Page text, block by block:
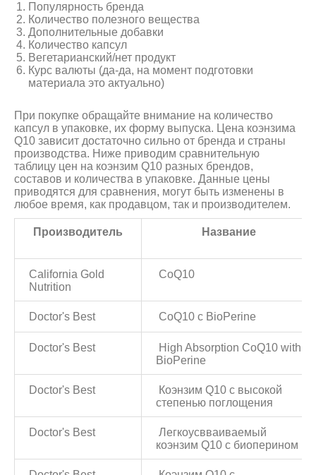
Популярность бренда
Количество полезного вещества
Дополнительные добавки
Количество капсул
Вегетарианский/нет продукт
Курс валюты (да-да, на момент подготовки
материала это актуально)
При покупке обращайте внимание на количество
капсул в упаковке, их форму выпуска. Цена коэнзима
Q10 зависит достаточно сильно от бренда и страны
производства. Ниже приводим сравнительную
таблицу цен на коэнзим Q10 разных брендов,
составов и количества в упаковке. Данные цены
приводятся для сравнения, могут быть изменены в
любое время, как продавцом, так и производителем.
Производитель Название
California Gold
Nutrition
CoQ10
Doctor's Best CoQ10 с BioPerine
Doctor's Best
High Absorption CoQ10 with
BioPerine
Doctor's Best
Коэнзим Q10 с высокой
степенью поглощения
Doctor's Best
Легкоусвваиваемый
коэнзим Q10 с биоперином